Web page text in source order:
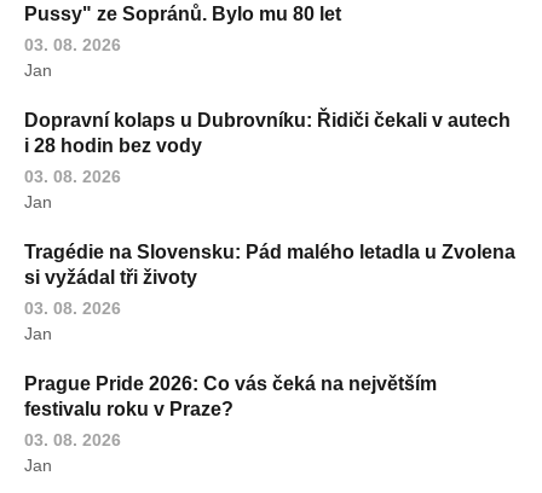
Pussy" ze Sopránů. Bylo mu 80 let
03. 08. 2026
Jan
Dopravní kolaps u Dubrovníku: Řidiči čekali v autech
i 28 hodin bez vody
03. 08. 2026
Jan
Tragédie na Slovensku: Pád malého letadla u Zvolena
si vyžádal tři životy
03. 08. 2026
Jan
Prague Pride 2026: Co vás čeká na největším
festivalu roku v Praze?
03. 08. 2026
Jan